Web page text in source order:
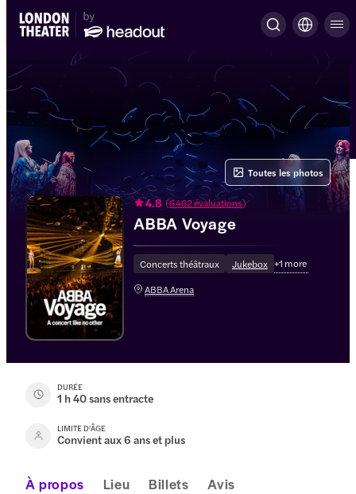
4.8 (6 462 évaluations)
ABBA Voyage
Concerts théâtraux Jukebox +1 more
ABBA Arena
Toutes les photos
DURÉE
1 h 40 sans entracte
LIMITE D'ÂGE
Convient aux 6 ans et plus
À propos Lieu Billets Avis